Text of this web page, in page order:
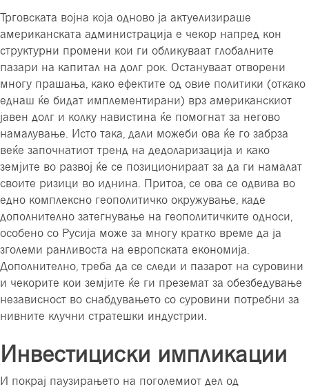
Трговската војна која одново ја актуелизираше
американската администрација е чекор напред кон
структурни промени кои ги обликуваат глобалните
пазари на капитал на долг рок. Остануваат отворени
многу прашања, како ефектите од овие политики (откако
еднаш ќе бидат имплементирани) врз американскиот
јавен долг и колку навистина ќе помогнат за негово
намалување. Исто така, дали можеби ова ќе го забрза
веќе започнатиот тренд на дедоларизација и како
земјите во развој ќе се позиционираат за да ги намалат
своите ризици во иднина. Притоа, се ова се одвива во
едно комплексно геополитичко окружување, каде
дополнително затегнување на геополитичките односи,
особено со Русија може за многу кратко време да ја
зголеми ранливоста на европската економија.
Дополнително, треба да се следи и пазарот на суровини
и чекорите кои земјите ќе ги преземат за обезбедување
независност во снабдувањето со суровини потребни за
нивните клучни стратешки индустрии.
Инвестициски импликации
И покрај паузирањето на поголемиот дел од